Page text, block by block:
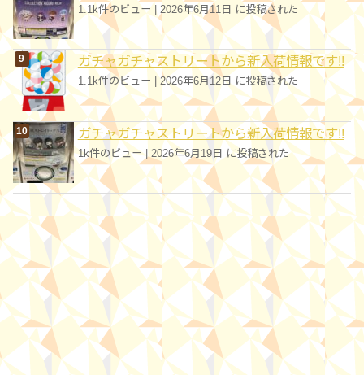
1.1k件のビュー| 2026年6月11日 に投稿された
ガチャガチャストリートから新入荷情報です!!
1.1k件のビュー |2026年6月12日 に投稿された
ガチャガチャストリートから新入荷情報です!!
1k件のビュー| 2026年6月19日 に投稿された